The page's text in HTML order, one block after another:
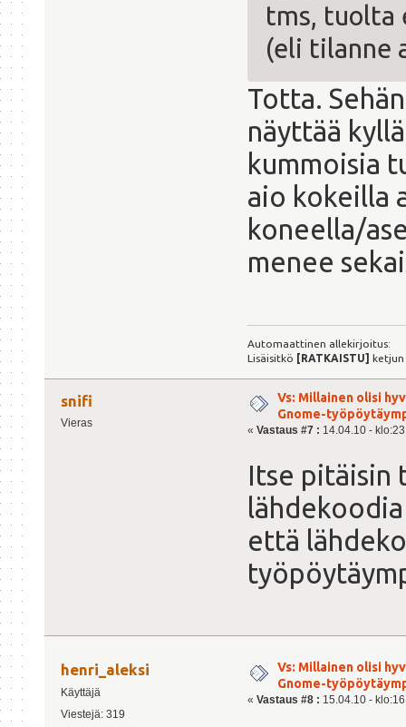
tms, tuolta
(eli tilanne
Totta.
näyttää
kummoisia
aio kokeilla
koneella/
menee
Automaattinen allekirjoitus:
Lisäisitkö [RATKAISTU]
snifi
Vieras
Vs: Millainen olisi
Gnome-
« Vastaus #7 : 14.04.10 -
Itse pitäisin
että
henri_aleksi
Käyttäjä
Viestejä: 319
Vs: Millainen olisi
Gnome-
« Vastaus #8 : 15.04.10 -